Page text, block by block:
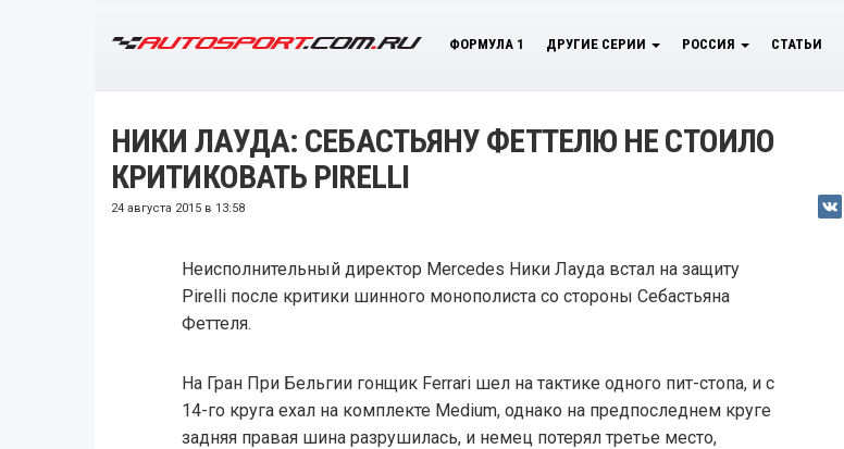
ФОРМУЛА 1 ДРУГИЕ СЕРИИ РОССИЯ СТАТЬИ
НИКИ ЛАУДА: СЕБАСТЬЯНУ ФЕТТЕЛЮ НЕ СТОИЛО
КРИТИКОВАТЬ PIRELLI
24 августа 2015 в 13:58
Неисполнительный директор Mercedes Ники Лауда встал на защиту
Pirelli после критики шинного монополиста со стороны Себастьяна
Феттеля.
На Гран При Бельгии гонщик Ferrari шел на тактике одного пит-стопа, и с
14-го круга ехал на комплекте Medium, однако на предпоследнем круге
задняя правая шина разрушилась, и немец потерял третье место,